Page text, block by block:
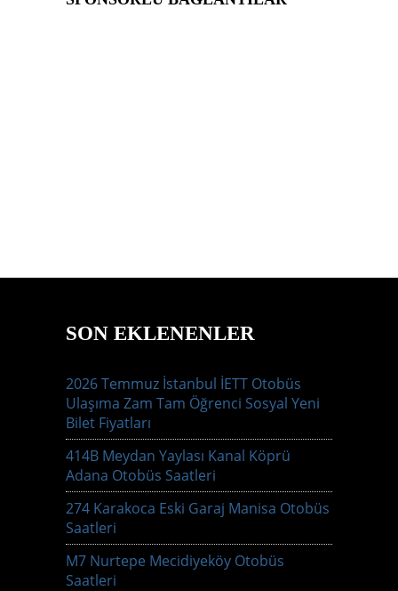
SON EKLENENLER
2026 Temmuz İstanbul İETT Otobüs
Ulaşıma Zam Tam Öğrenci Sosyal Yeni
Bilet Fiyatları
414B Meydan Yaylası Kanal Köprü
Adana Otobüs Saatleri
274 Karakoca Eski Garaj Manisa Otobüs
Saatleri
M7 Nurtepe Mecidiyeköy Otobüs
Saatleri